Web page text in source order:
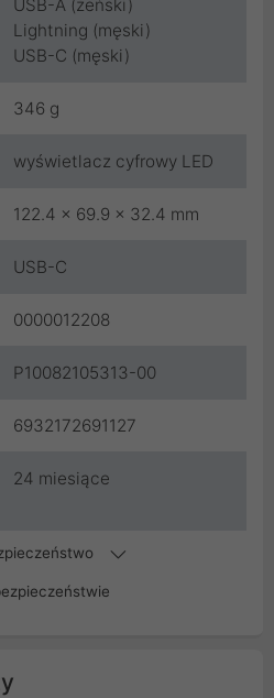
USB-A (żeński)
Lightning (męski)
USB-C (męski)
346 g
wyświetlacz cyfrowy LED
122.4 x 69.9 x 32.4 mm
USB-C
0000012208
P10082105313-00
6932172691127
24 miesiące